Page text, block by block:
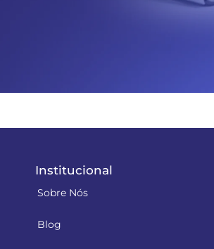
Institucional
Sobre Nós
Blog